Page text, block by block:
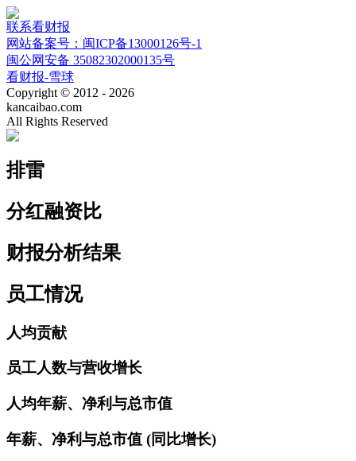
联系看财报
网站备案号：闽ICP备13000126号-1
闽公网安备 35082302000135号
看财报-雪球
Copyright © 2012 - 2026
kancaibao.com
All Rights Reserved
排雷
分红融资比
财报分析结果
员工情况
人均贡献
员工人数与营收增长
人均年薪、净利与总市值
年薪、净利与总市值 (同比增长)